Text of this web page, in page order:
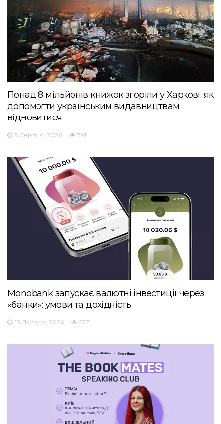
Понад 8 мільйонів книжок згоріли у Харкові: як
допомогти українським видавництвам
відновитися
5 Серпня, 2026 791
Monobank запускає валютні інвестиції через
«банки»: умови та дохідність
13 Лютого, 2026 527